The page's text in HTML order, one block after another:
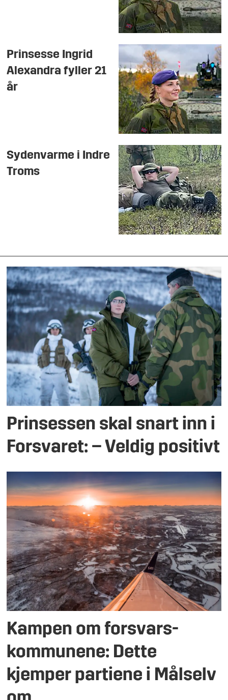
Prinsesse Ingrid
Alexandra fyller 21
år
Sydenvarme i Indre
Troms
Prinsessen skal snart inn i
Forsvaret: – Veldig positivt
Kampen om forsvars­
kommunene: Dette
kjemper partiene i Målselv